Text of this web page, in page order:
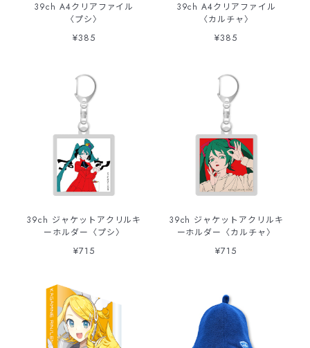
39ch A4クリアファイル
〈プシ〉
¥385
39ch A4クリアファイル
〈カルチャ〉
¥385
39ch ジャケットアクリルキ
ーホルダー〈プシ〉
¥715
39ch ジャケットアクリルキ
ーホルダー〈カルチャ〉
¥715